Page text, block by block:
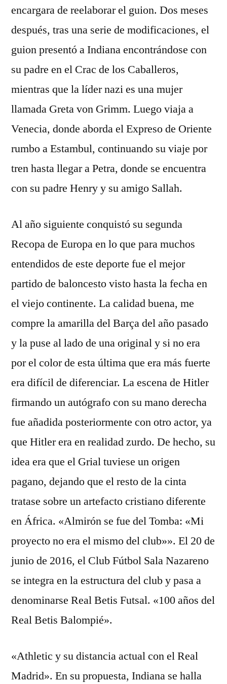
encargara de reelaborar el guion. Dos meses
después, tras una serie de modificaciones, el
guion presentó a Indiana encontrándose con
su padre en el Crac de los Caballeros,
mientras que la líder nazi es una mujer
llamada Greta von Grimm. Luego viaja a
Venecia, donde aborda el Expreso de Oriente
rumbo a Estambul, continuando su viaje por
tren hasta llegar a Petra, donde se encuentra
con su padre Henry y su amigo Sallah.
Al año siguiente conquistó su segunda
Recopa de Europa en lo que para muchos
entendidos de este deporte fue el mejor
partido de baloncesto visto hasta la fecha en
el viejo continente. La calidad buena, me
compre la amarilla del Barça del año pasado
y la puse al lado de una original y si no era
por el color de esta última que era más fuerte
era difícil de diferenciar. La escena de Hitler
firmando un autógrafo con su mano derecha
fue añadida posteriormente con otro actor, ya
que Hitler era en realidad zurdo. De hecho, su
idea era que el Grial tuviese un origen
pagano, dejando que el resto de la cinta
tratase sobre un artefacto cristiano diferente
en África. «Almirón se fue del Tomba: «Mi
proyecto no era el mismo del club»». El 20 de
junio de 2016, el Club Fútbol Sala Nazareno
se integra en la estructura del club y pasa a
denominarse Real Betis Futsal. «100 años del
Real Betis Balompié».
«Athletic y su distancia actual con el Real
Madrid». En su propuesta, Indiana se halla